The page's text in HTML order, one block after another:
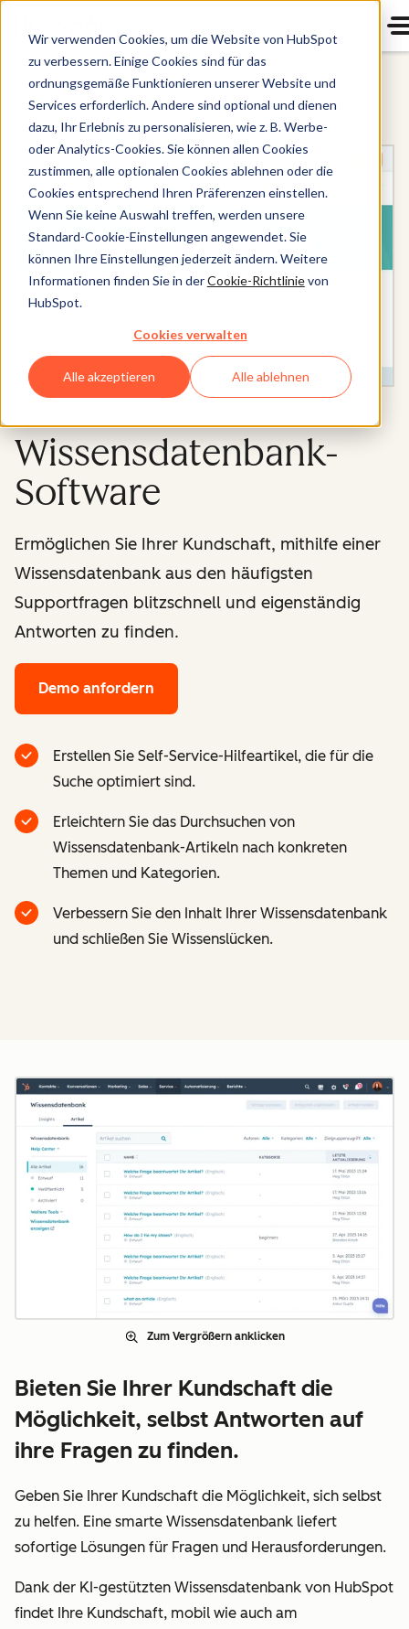
Wir verwenden Cookies, um die Website von HubSpot
zu verbessern. Einige Cookies sind für das
ordnungsgemäße Funktionieren unserer Website und
Services erforderlich. Andere sind optional und dienen
dazu, Ihr Erlebnis zu personalisieren, wie z. B. Werbe-
oder Analytics-Cookies. Sie können allen Cookies
zustimmen, alle optionalen Cookies ablehnen oder die
Cookies entsprechend Ihren Präferenzen einstellen.
Wenn Sie keine Auswahl treffen, werden unsere
Standard-Cookie-Einstellungen angewendet. Sie
können Ihre Einstellungen jederzeit ändern. Weitere
Informationen finden Sie in derCookie-Richtlinievon
HubSpot.
Cookies verwalten
Alle akzeptieren Alle ablehnen
Service Hub
Wissensdatenbank-
Software
Ermöglichen Sie Ihrer Kundschaft, mithilfe einer
Wissensdatenbank aus den häufigsten
Supportfragen blitzschnell und eigenständig
Antworten zu finden.
Demo anfordern
Erstellen Sie Self-Service-Hilfeartikel, die für die
Suche optimiert sind.
Erleichtern Sie das Durchsuchen von
Wissensdatenbank-Artikeln nach konkreten
Themen und Kategorien.
Verbessern Sie den Inhalt Ihrer Wissensdatenbank
und schließen Sie Wissenslücken.
Zum Vergrößern anklicken
Bieten Sie Ihrer Kundschaft die
Möglichkeit, selbst Antworten auf
ihre Fragen zu finden.
Geben Sie Ihrer Kundschaft die Möglichkeit, sich selbst
zu helfen. Eine smarte Wissensdatenbank liefert
sofortige Lösungen für Fragen und Herausforderungen.
Dank der KI-gestützten Wissensdatenbank von HubSpot
findet Ihre Kundschaft, mobil wie auch am